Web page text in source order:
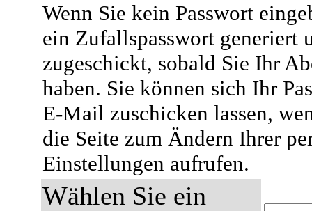
Wenn Sie kein Passwort
ein Zufallspasswort generiert
zugeschickt, sobald Sie Ihr
haben. Sie können sich Ihr
E-Mail zuschicken lassen,
die Seite zum Ändern Ihrer
Einstellungen aufrufen.
Wählen Sie ein